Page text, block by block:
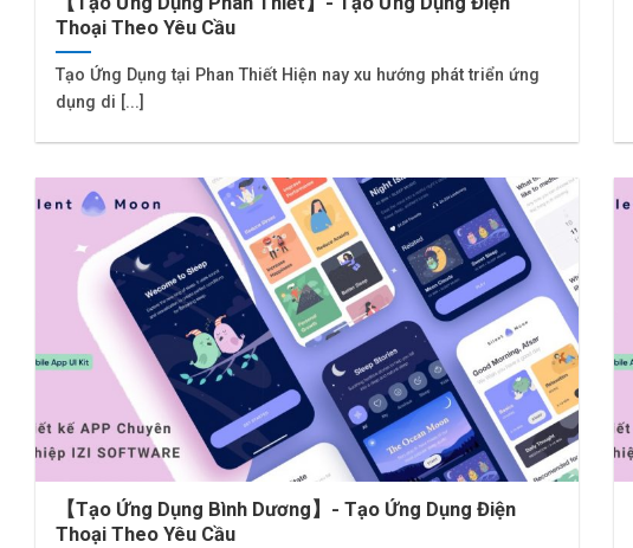
Thoại Theo Yêu Cầu
Tạo Ứng Dụng tại Phan Thiết Hiện nay xu hướng phát triển ứng
dụng di [...]
【Tạo Ứng Dụng Bình Dương】- Tạo Ứng Dụng Điện
Thoại Theo Yêu Cầu